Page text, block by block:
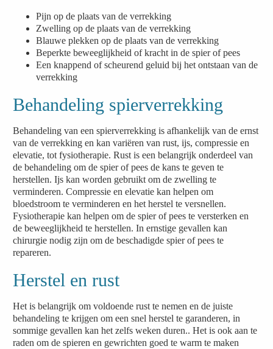
Pijn op de plaats van de verrekking
Zwelling op de plaats van de verrekking
Blauwe plekken op de plaats van de verrekking
Beperkte beweeglijkheid of kracht in de spier of pees
Een knappend of scheurend geluid bij het ontstaan van de
verrekking
Behandeling spierverrekking
Behandeling van een spierverrekking is afhankelijk van de ernst
van de verrekking en kan variëren van rust, ijs, compressie en
elevatie, tot fysiotherapie. Rust is een belangrijk onderdeel van
de behandeling om de spier of pees de kans te geven te
herstellen. Ijs kan worden gebruikt om de zwelling te
verminderen. Compressie en elevatie kan helpen om
bloedstroom te verminderen en het herstel te versnellen.
Fysiotherapie kan helpen om de spier of pees te versterken en
de beweeglijkheid te herstellen. In ernstige gevallen kan
chirurgie nodig zijn om de beschadigde spier of pees te
repareren.
Herstel en rust
Het is belangrijk om voldoende rust te nemen en de juiste
behandeling te krijgen om een snel herstel te garanderen, in
sommige gevallen kan het zelfs weken duren.. Het is ook aan te
raden om de spieren en gewrichten goed te warm te maken